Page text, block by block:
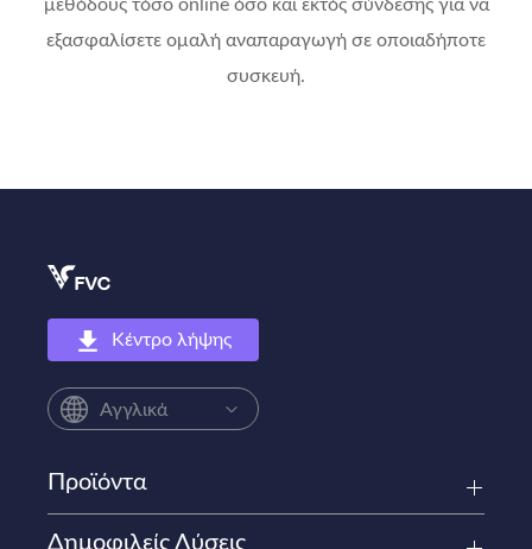
μεθόδους τόσο online όσο και εκτός σύνδεσης για να
εξασφαλίσετε ομαλή αναπαραγωγή σε οποιαδήποτε
συσκευή.
Κέντρο λήψης
Αγγλικά
Προϊόντα
Δημοφιλείς Λύσεις